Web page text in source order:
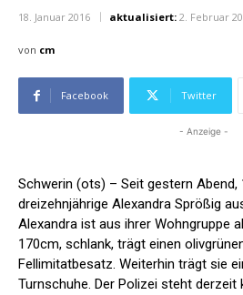
18. Januar 2016 aktualisiert: 2. Februar
von cm
Facebook Twitter
- Anzeige -
Schwerin (ots) – Seit gestern Abend,
dreizehnjährige Alexandra Sprößig
Alexandra ist aus ihrer Wohngruppe
170cm, schlank, trägt einen
Fellimitatbesatz. Weiterhin trägt sie
Turnschuhe. Der Polizei steht derzeit